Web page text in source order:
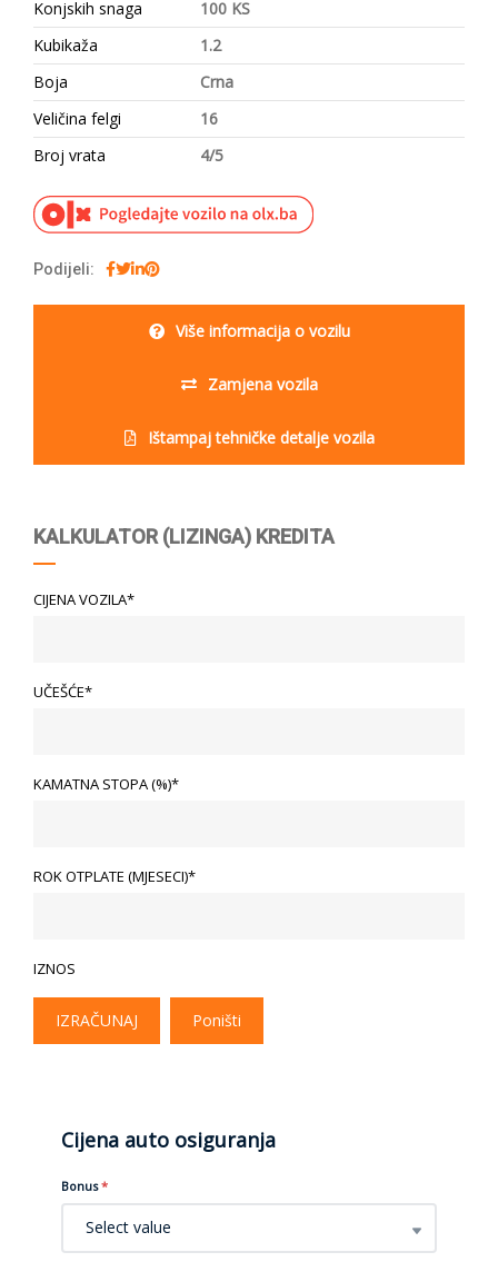
Konjskih snaga
100 KS
Kubikaža
1.2
Boja
Crna
Veličina felgi
16
Broj vrata
4/5
Podijeli:
Više informacija o vozilu
Zamjena vozila
Ištampaj tehničke detalje vozila
KALKULATOR (LIZINGA) KREDITA
CIJENA VOZILA*
UČEŠĆE*
KAMATNA STOPA (%)*
ROK OTPLATE (MJESECI)*
IZNOS
IZRAČUNAJ Poništi
Cijena auto osiguranja
Bonus *
Select value